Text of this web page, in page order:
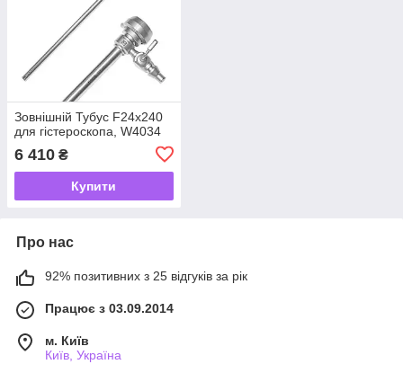
Зовнішній Тубус F24x240
для гістероскопа, W4034
6 410 ₴
Купити
Про нас
92% позитивних з 25 відгуків за рік
Працює з 03.09.2014
м. Київ
Київ, Україна